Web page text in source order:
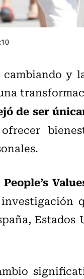
y
de ser